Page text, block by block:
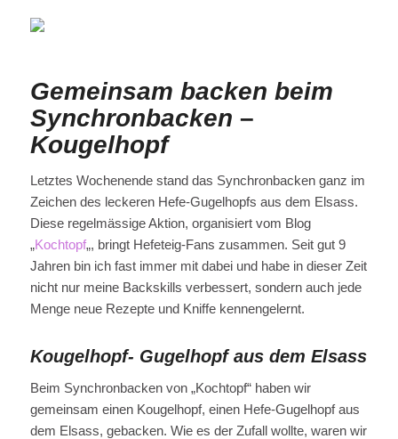
Gemeinsam backen beim
Synchronbacken –
Kougelhopf
Letztes Wochenende stand das Synchronbacken ganz im
Zeichen des leckeren Hefe-Gugelhopfs aus dem Elsass.
Diese regelmässige Aktion, organisiert vom Blog
„Kochtopf„, bringt Hefeteig-Fans zusammen. Seit gut 9
Jahren bin ich fast immer mit dabei und habe in dieser Zeit
nicht nur meine Backskills verbessert, sondern auch jede
Menge neue Rezepte und Kniffe kennengelernt.
Kougelhopf- Gugelhopf aus dem Elsass
Beim Synchronbacken von „Kochtopf“ haben wir
gemeinsam einen Kougelhopf, einen Hefe-Gugelhopf aus
dem Elsass, gebacken. Wie es der Zufall wollte, waren wir